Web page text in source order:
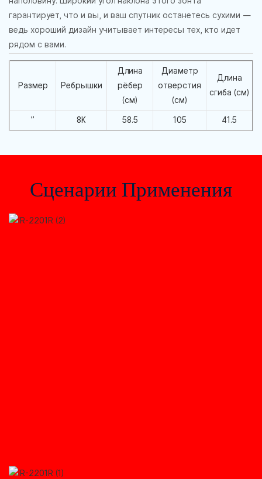
гарантирует, что и вы, и ваш спутник останетесь сухими —
ведь хороший дизайн учитывает интересы тех, кто идет
рядом с вами.
Размер Ребрышки
Длина
рёбер
(см)
Диаметр
отверстия
(см)
Длина
сгиба (см)
” 8K 58.5 105 41.5
Сценарии Применения